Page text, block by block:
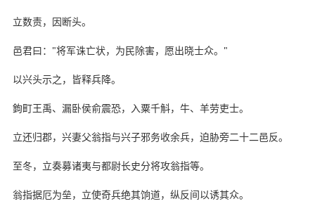
立数责，因断头。
邑君曰："将军诛亡状，为民除害，愿出晓士众。"
以兴头示之，皆释兵降。
鉤町王禹、漏卧侯俞震恐，入粟千斛，牛、羊劳吏士。
立还归郡，兴妻父翁指与兴子邪务收余兵，迫胁旁二十二邑反。
至冬，立奏募诸夷与都尉长史分将攻翁指等。
翁指据厄为垒，立使奇兵绝其饷道，纵反间以诱其众。